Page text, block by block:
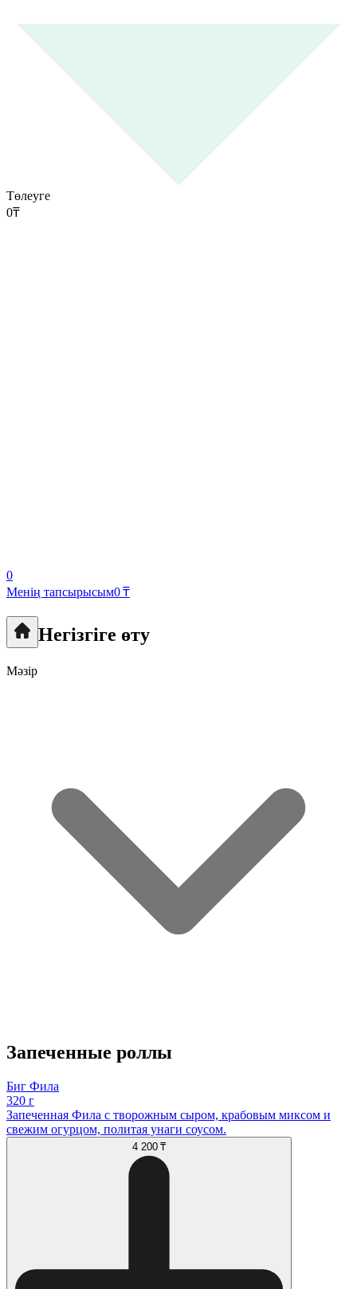
Төлеуге
0₸
0
Менің тапсырысым0 ₸
Негізгіге өту
Мәзір
Запеченные роллы
Биг Фила
320 г
Запеченная Фила с творожным сыром, крабовым миксом и
свежим огурцом, политая унаги соусом.
4 200 ₸